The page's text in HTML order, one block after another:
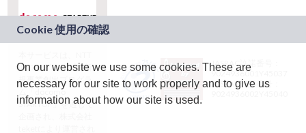
ドコモグループの新
規事業創出プログラ
ム「docomo
STARTUP」を通じて
JASRAC許諾番号：
9024936001Y45037
JASRAC許諾番号：
On our website we use some cookies. These are
necessary for our site to work properly and to give us
information about how our site is used.